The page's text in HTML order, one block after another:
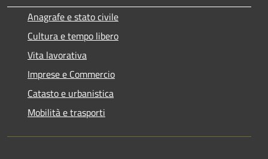
Anagrafe e stato civile
Cultura e tempo libero
Vita lavorativa
Imprese e Commercio
Catasto e urbanistica
Mobilità e trasporti